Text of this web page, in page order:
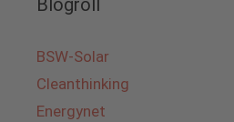
Blogroll
BSW-Solar
Cleanthinking
Energynet